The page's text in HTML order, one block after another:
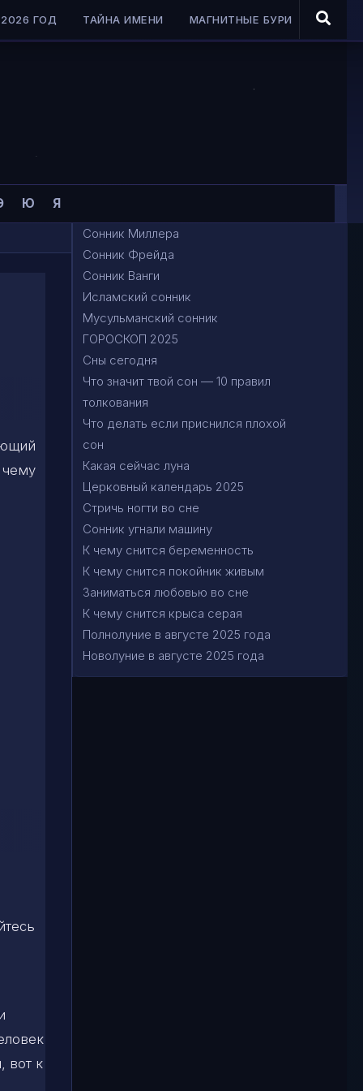
ГОД ТАЙНА ИМЕНИ МАГНИТНЫЕ БУРИ
Ю Я
чему
вот к
Сонник Миллера
Сонник Фрейда
Сонник Ванги
Исламский сонник
Мусульманский сонник
ГОРОСКОП 2025
Сны сегодня
Что значит твой сон — 10 правил
толкования
Что делать если приснился плохой
сон
Какая сейчас луна
Церковный календарь 2025
Стричь ногти во сне
Сонник угнали машину
К чему снится беременность
К чему снится покойник живым
Заниматься любовью во сне
К чему снится крыса серая
Полнолуние в августе 2025 года
Новолуние в августе 2025 года